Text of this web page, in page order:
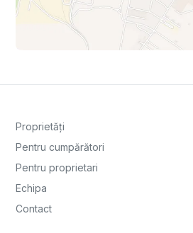
Proprietăți
Pentru cumpărători
Pentru proprietari
Echipa
Contact